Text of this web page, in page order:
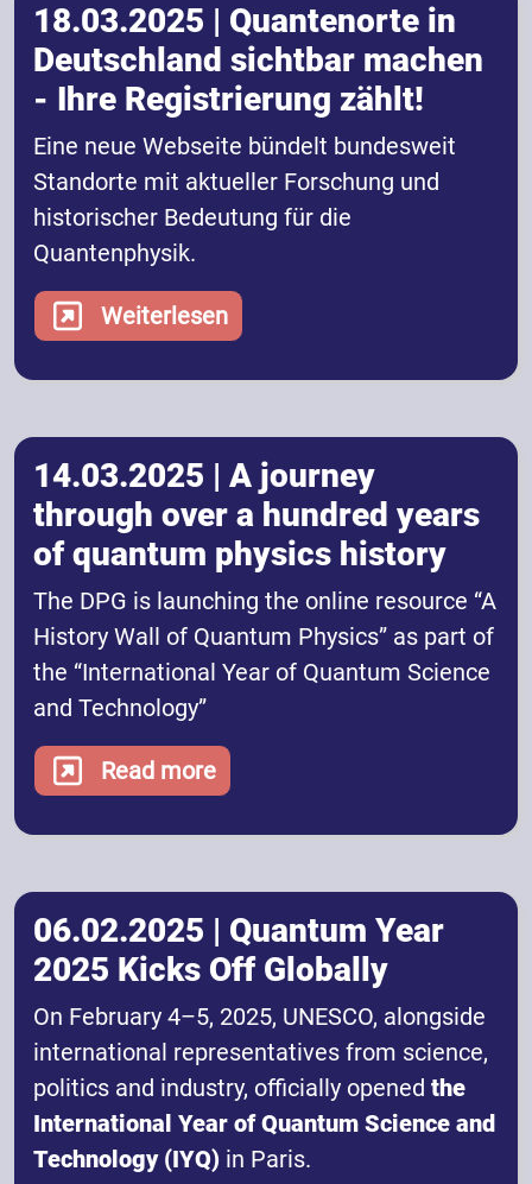
18.03.2025 | Quantenorte in
Deutschland sichtbar machen
- Ihre Registrierung zählt!
Eine neue Webseite bündelt bundesweit
Standorte mit aktueller Forschung und
historischer Bedeutung für die
Quantenphysik.
Weiterlesen
14.03.2025 | A journey
through over a hundred years
of quantum physics history
The DPG is launching the online resource “A
History Wall of Quantum Physics” as part of
the “International Year of Quantum Science
and Technology”
Read more
06.02.2025 | Quantum Year
2025 Kicks Off Globally
On February 4–5, 2025, UNESCO, alongside
international representatives from science,
politics and industry, officially opened the
International Year of Quantum Science and
Technology (IYQ) in Paris.